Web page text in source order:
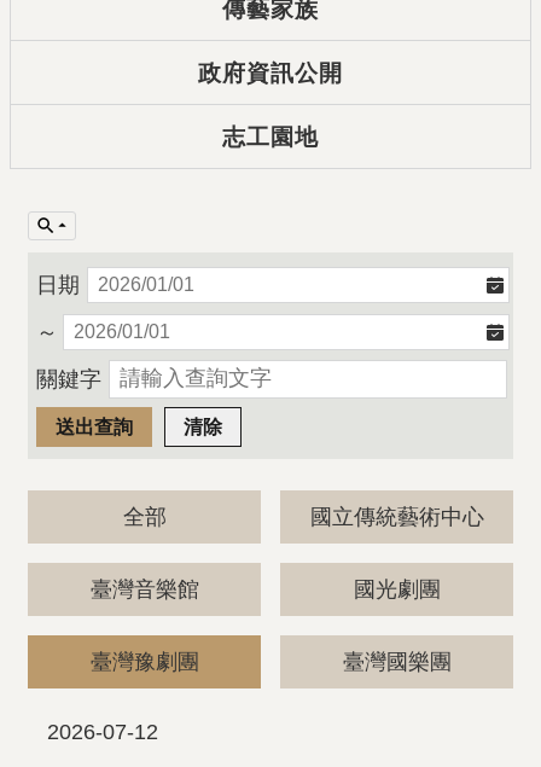
傳藝家族
政府資訊公開
志工園地
日期
～
關鍵字
全部 國立傳統藝術中心
臺灣音樂館 國光劇團
臺灣豫劇團 臺灣國樂團
2026-07-12